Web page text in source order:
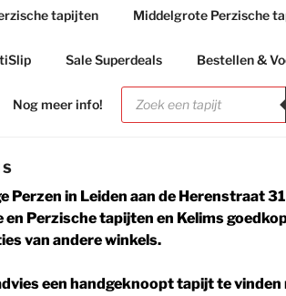
tapijten Middelgrote Perzische
Sale Superdeals Bestellen &
Nog meer info!
Producten
zoeken
Perzen in Leiden aan de Herenstraat 31
Perzische tapijten en Kelims
van andere winkels.
een handgeknoopt tapijt te